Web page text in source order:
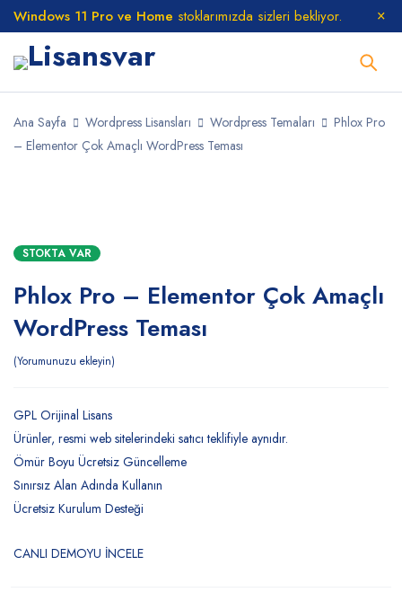
Windows 11 Pro ve Home stoklarımızda sizleri bekliyor.
Ana Sayfa Wordpress Lisansları Wordpress Temaları
Phlox Pro
– Elementor Çok Amaçlı WordPress Teması
STOKTA VAR
Phlox Pro – Elementor Çok Amaçlı
WordPress Teması
Yorumunuzu ekleyin
GPL Orijinal Lisans
Ürünler, resmi web sitelerindeki satıcı teklifiyle aynıdır.
Ömür Boyu Ücretsiz Güncelleme
Sınırsız Alan Adında Kullanın
Ücretsiz Kurulum Desteği
CANLI DEMOYU İNCELE